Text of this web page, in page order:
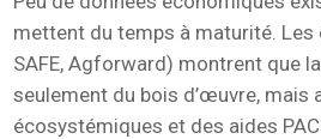
mettent du temps à maturité. Les
SAFE, Agforward) montrent que
seulement du bois d’œuvre, mais
écosystémiques et des aides